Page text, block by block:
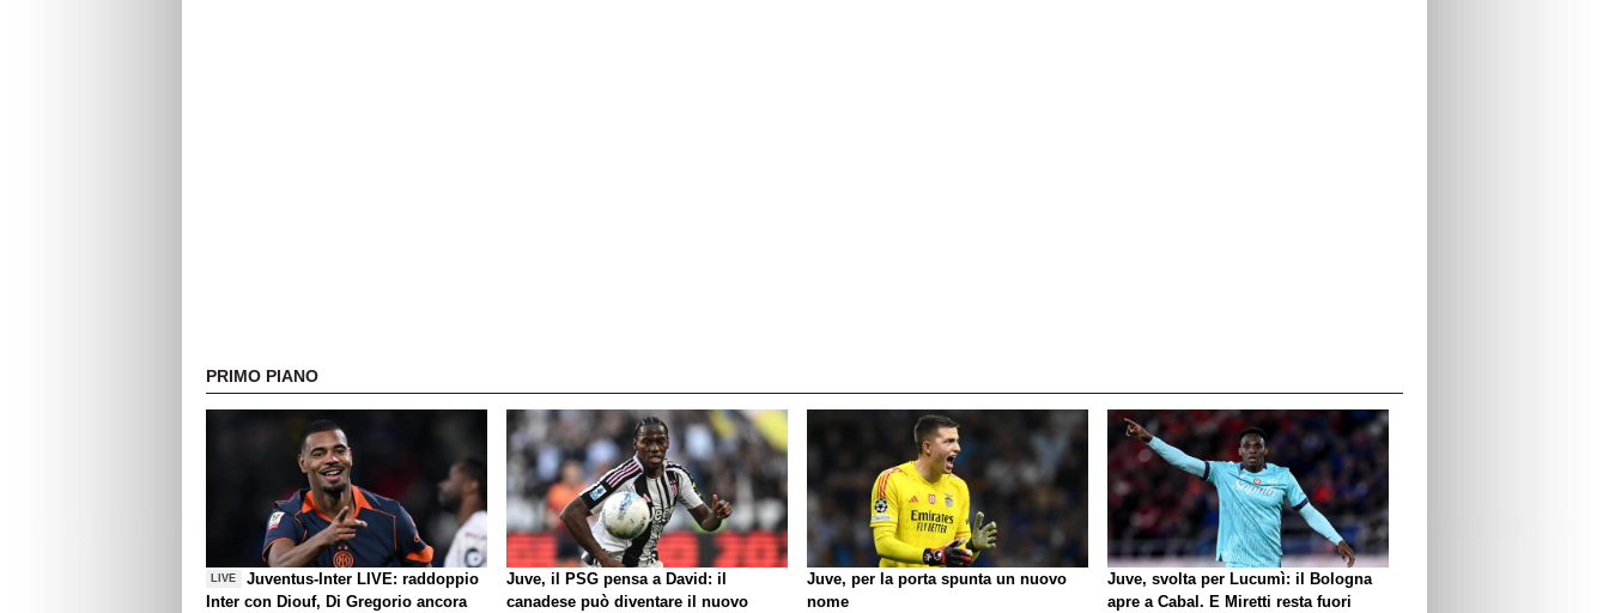
PRIMO PIANO
LIVE
Juventus-Inter LIVE: raddoppio
Inter con Diouf, Di Gregorio ancora
Juve, il PSG pensa a David: il
canadese può diventare il nuovo
Juve, per la porta spunta un nuovo
nome
Juve, svolta per Lucumì: il Bologna
apre a Cabal. E Miretti resta fuori